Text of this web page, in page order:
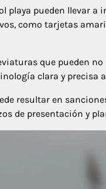
playa pueden llevar a
como tarjetas
que pueden
clara y precisa
resultar en
de presentación y